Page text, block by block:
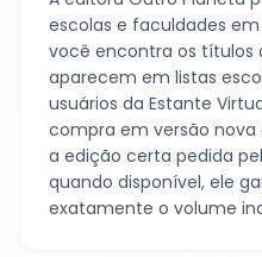
escolas e faculdades
você encontra os títulos
aparecem em listas
usuários da Estante
compra em versão nova
a edição certa pedida
quando disponível, ele
exatamente o volume